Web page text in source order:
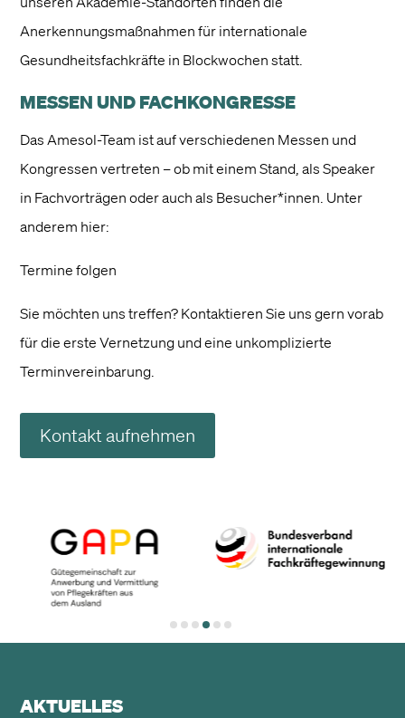
Anerkennungsmaßnahmen für internationale
Gesundheitsfachkräfte in Blockwochen statt.
MESSEN UND FACHKONGRESSE
Das Amesol-Team ist auf verschiedenen Messen und
Kongressen vertreten – ob mit einem Stand, als Speaker
in Fachvorträgen oder auch als Besucher*innen. Unter
anderem hier:
Termine folgen
Sie möchten uns treffen? Kontaktieren Sie uns gern vorab
für die erste Vernetzung und eine unkomplizierte
Terminvereinbarung.
Kontakt aufnehmen
AKTUELLES